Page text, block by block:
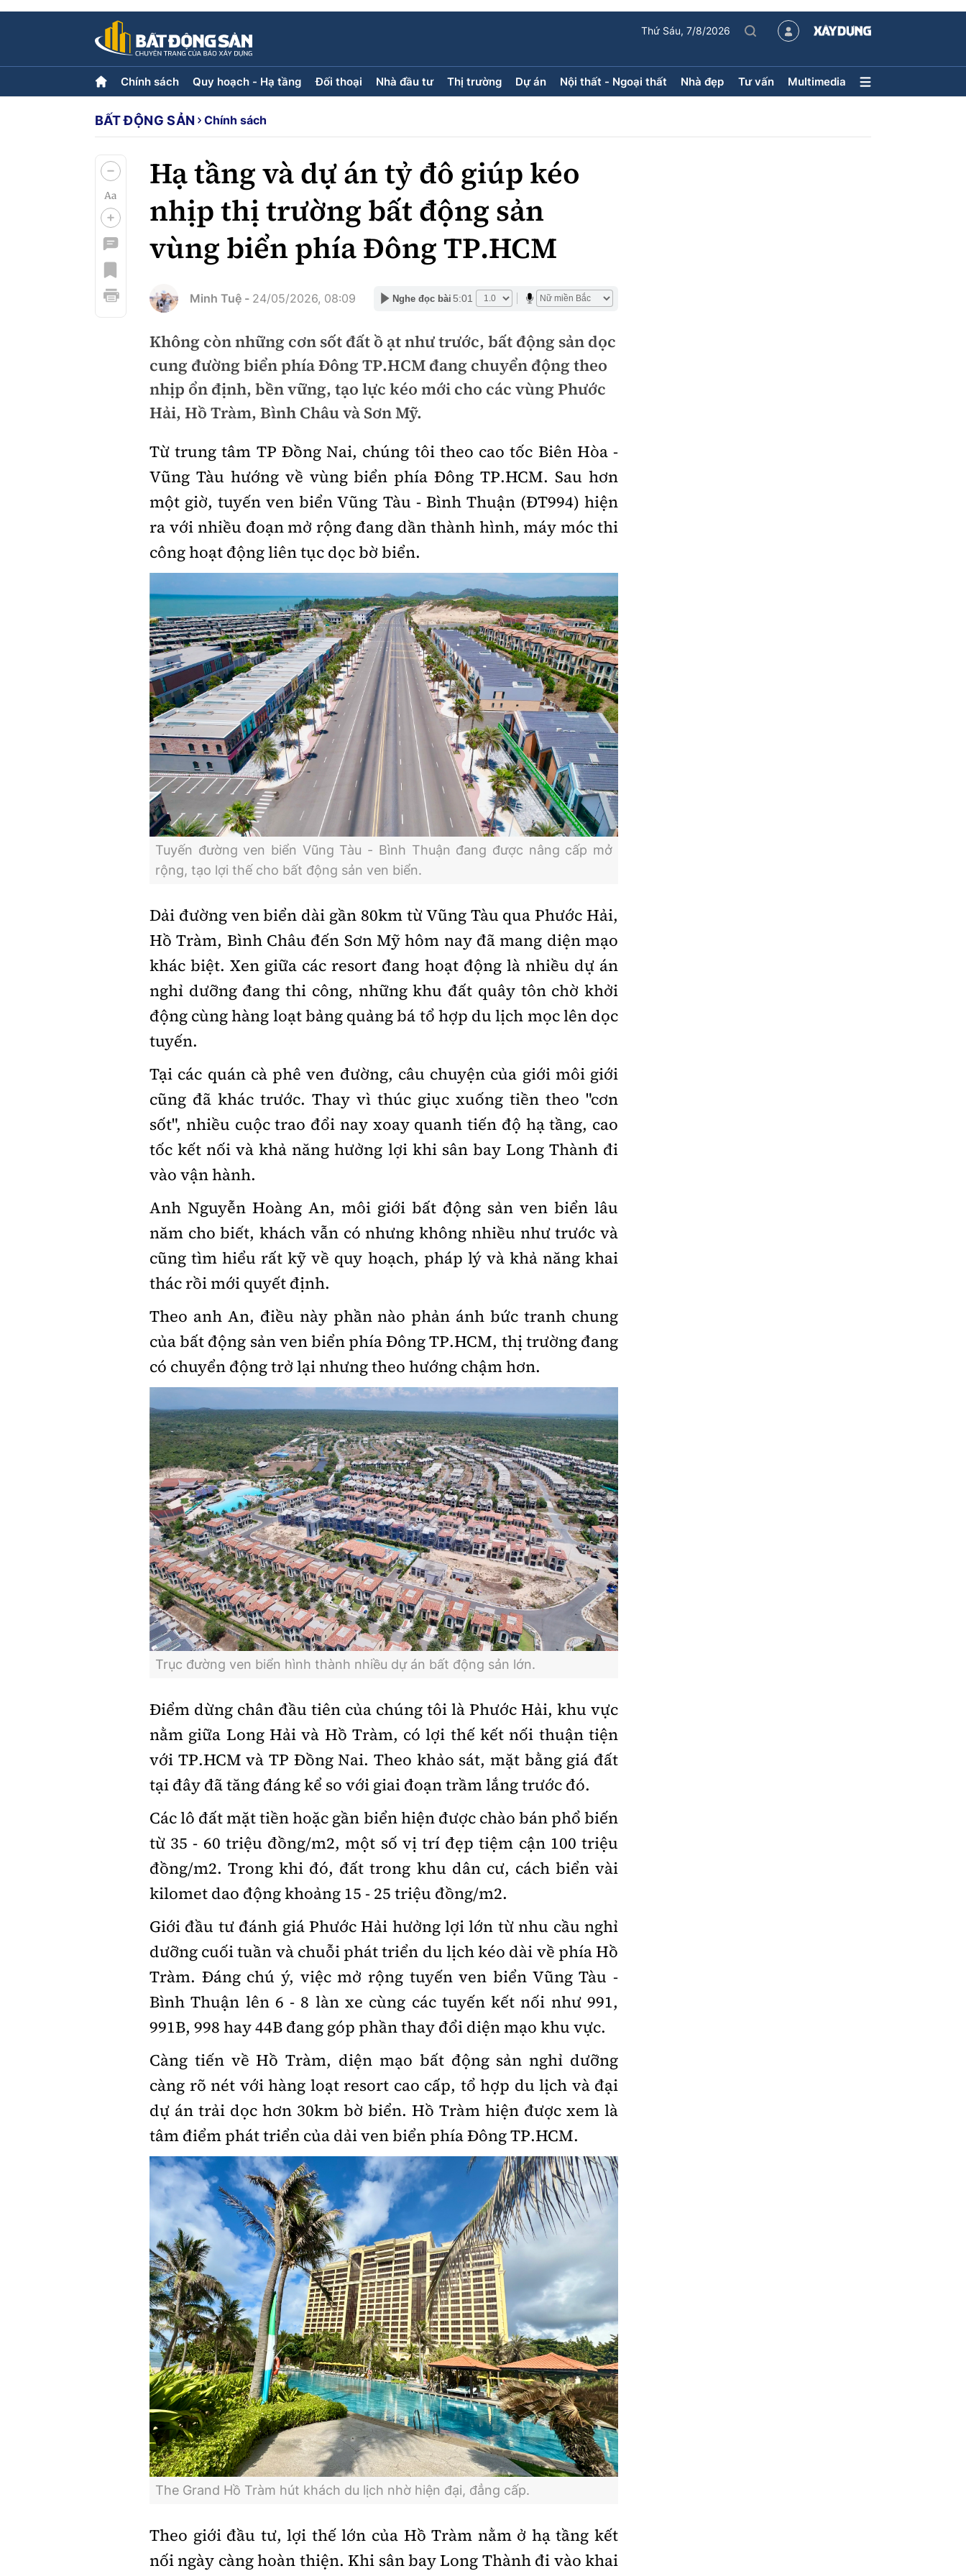
Thứ Sáu, 7/8/2026
Chính sách Quy hoạch - Hạ tầng Đối thoại Nhà đầu tư Thị trường Dự án Nội thất - Ngoại thất Nhà đẹp Tư vấn Multimedia
Chính sách
Quy hoạch - Hạ tầng
Quy hoạch
Doanh nhân
Mua bán
Giới thiệu dự án
Góp ý phản ảnh
Multimedia
Video
BẤT ĐỘNG SẢN Chính sách
Hạ tầng và dự án tỷ đô giúp kéo
nhịp thị trường bất động sản
vùng biển phía Đông TP.HCM
Minh Tuệ - 24/05/2026, 08:09 Nghe đọc bài 5:01
Không còn những cơn sốt đất ồ ạt như trước, bất động sản dọc
cung đường biển phía Đông TP.HCM đang chuyển động theo
nhịp ổn định, bền vững, tạo lực kéo mới cho các vùng Phước
Hải, Hồ Tràm, Bình Châu và Sơn Mỹ.
Từ trung tâm TP Đồng Nai, chúng tôi theo cao tốc Biên Hòa -
Vũng Tàu hướng về vùng biển phía Đông TP.HCM. Sau hơn
một giờ, tuyến ven biển Vũng Tàu - Bình Thuận (ĐT994) hiện
ra với nhiều đoạn mở rộng đang dần thành hình, máy móc thi
công hoạt động liên tục dọc bờ biển.
Tuyến đường ven biển Vũng Tàu - Bình Thuận đang được nâng cấp mở
rộng, tạo lợi thế cho bất động sản ven biển.
Dải đường ven biển dài gần 80km từ Vũng Tàu qua Phước Hải,
Hồ Tràm, Bình Châu đến Sơn Mỹ hôm nay đã mang diện mạo
khác biệt. Xen giữa các resort đang hoạt động là nhiều dự án
nghỉ dưỡng đang thi công, những khu đất quây tôn chờ khởi
động cùng hàng loạt bảng quảng bá tổ hợp du lịch mọc lên dọc
tuyến.
Tại các quán cà phê ven đường, câu chuyện của giới môi giới
cũng đã khác trước. Thay vì thúc giục xuống tiền theo "cơn
sốt", nhiều cuộc trao đổi nay xoay quanh tiến độ hạ tầng, cao
tốc kết nối và khả năng hưởng lợi khi sân bay Long Thành đi
vào vận hành.
Anh Nguyễn Hoàng An, môi giới bất động sản ven biển lâu
năm cho biết, khách vẫn có nhưng không nhiều như trước và
cũng tìm hiểu rất kỹ về quy hoạch, pháp lý và khả năng khai
thác rồi mới quyết định.
Theo anh An, điều này phần nào phản ánh bức tranh chung
của bất động sản ven biển phía Đông TP.HCM, thị trường đang
có chuyển động trở lại nhưng theo hướng chậm hơn.
Trục đường ven biển hình thành nhiều dự án bất động sản lớn.
Điểm dừng chân đầu tiên của chúng tôi là Phước Hải, khu vực
nằm giữa Long Hải và Hồ Tràm, có lợi thế kết nối thuận tiện
với TP.HCM và TP Đồng Nai. Theo khảo sát, mặt bằng giá đất
tại đây đã tăng đáng kể so với giai đoạn trầm lắng trước đó.
Các lô đất mặt tiền hoặc gần biển hiện được chào bán phổ biến
từ 35 - 60 triệu đồng/m2, một số vị trí đẹp tiệm cận 100 triệu
đồng/m2. Trong khi đó, đất trong khu dân cư, cách biển vài
kilomet dao động khoảng 15 - 25 triệu đồng/m2.
Giới đầu tư đánh giá Phước Hải hưởng lợi lớn từ nhu cầu nghỉ
dưỡng cuối tuần và chuỗi phát triển du lịch kéo dài về phía Hồ
Tràm. Đáng chú ý, việc mở rộng tuyến ven biển Vũng Tàu -
Bình Thuận lên 6 - 8 làn xe cùng các tuyến kết nối như 991,
991B, 998 hay 44B đang góp phần thay đổi diện mạo khu vực.
Càng tiến về Hồ Tràm, diện mạo bất động sản nghỉ dưỡng
càng rõ nét với hàng loạt resort cao cấp, tổ hợp du lịch và đại
dự án trải dọc hơn 30km bờ biển. Hồ Tràm hiện được xem là
tâm điểm phát triển của dải ven biển phía Đông TP.HCM.
The Grand Hồ Tràm hút khách du lịch nhờ hiện đại, đẳng cấp.
Theo giới đầu tư, lợi thế lớn của Hồ Tràm nằm ở hạ tầng kết
nối ngày càng hoàn thiện. Khi sân bay Long Thành đi vào khai